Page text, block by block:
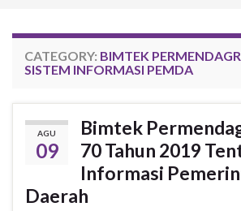
CATEGORY: BIMTEK
SISTEM INFORMASI PEMDA
AGU
09
Bimtek
70 Tahun 2019
Informasi
Daerah